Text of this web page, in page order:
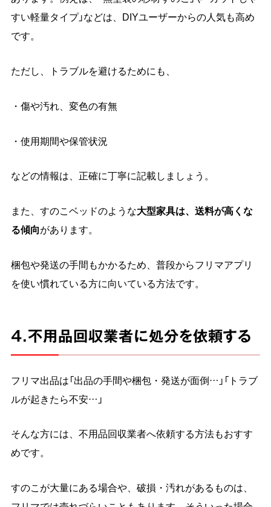
すい軽量タイプ」などは、DIYユーザーからの人気も高め
です。
ただし、トラブルを避けるためにも、
・傷や汚れ、変色の有無
・使用期間や保管状況
などの情報は、正確に丁寧に記載しましょう。
また、すのこベッドのような大型家具は、送料が高くな
る傾向があります。
梱包や発送の手間もかかるため、普段からフリマアプリ
を使い慣れている方に向いている方法です。
4.不用品回収業者に処分を依頼する
フリマ出品は「出品の手間や梱包・発送が面倒…」「トラブ
ルが起きたら不安…」
そんな方には、不用品回収業者へ依頼する方法もおすす
めです。
すのこが大量にある場合や、破損・汚れがあるものは、